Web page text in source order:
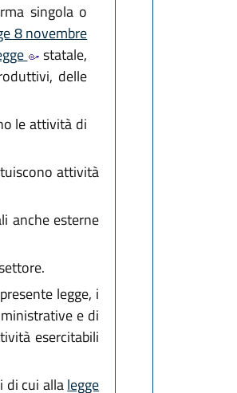
singola o
8 novembre
statale,
delle
le attività di
attività
anche esterne
legge, i
e di
esercitabili
di cui allalegge